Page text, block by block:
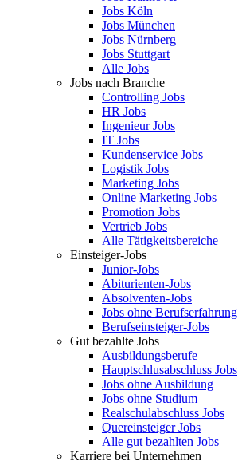
Jobs Köln
Jobs München
Jobs Nürnberg
Jobs Stuttgart
Alle Jobs
Jobs nach Branche
Controlling Jobs
HR Jobs
Ingenieur Jobs
IT Jobs
Kundenservice Jobs
Logistik Jobs
Marketing Jobs
Online Marketing Jobs
Promotion Jobs
Vertrieb Jobs
Alle Tätigkeitsbereiche
Einsteiger-Jobs
Junior-Jobs
Abiturienten-Jobs
Absolventen-Jobs
Jobs ohne Berufserfahrung
Berufseinsteiger-Jobs
Gut bezahlte Jobs
Ausbildungsberufe
Hauptschlusabschluss Jobs
Jobs ohne Ausbildung
Jobs ohne Studium
Realschulabschluss Jobs
Quereinsteiger Jobs
Alle gut bezahlten Jobs
Karriere bei Unternehmen